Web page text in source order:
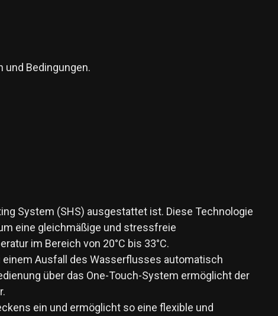
und Bedingungen.
System (SHS) ausgestattet ist. Diese Technologie
eine gleichmäßige und stressfreie
im Bereich von 20°C bis 33°C.
Ausfall des Wasserflusses automatisch
über das One-Touch-System ermöglicht der
ein und ermöglicht so eine flexible und